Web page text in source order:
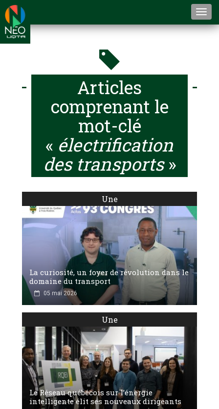
Articles
comprenant le
mot-clé
« électrification
des transports»
Une
La curiosité, un foyer de révolution dans le
domaine du transport
05 mai 2026
Une
Le Réseau québécois sur l’énergie
intelligente élit ses nouveaux dirigeants